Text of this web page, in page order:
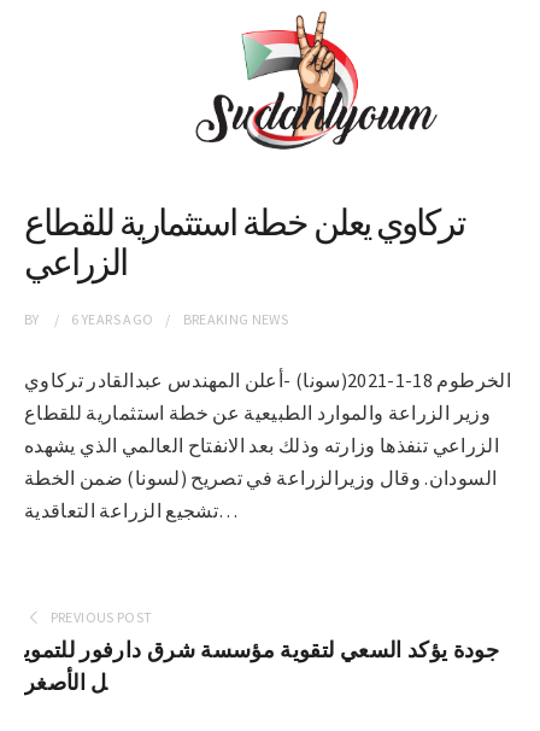
تركاوي يعلن خطة استثمارية للقطاع
الزراعي
BY 6 YEARSAGO BREAKING NEWS
الخرطوم 18-1-2021(سونا) -أعلن المهندس عبدالقادر تركاوي
وزير الزراعة والموارد الطبيعية عن خطة استثمارية للقطاع
الزراعي تنفذها وزارته وذلك بعد الانفتاح العالمي الذي يشهده
السودان. وقال وزيرالزراعة في تصريح (لسونا) ضمن الخطة
تشجيع الزراعة التعاقدية…
PREVIOUS POST
جودة يؤكد السعي لتقوية مؤسسة شرق دارفور للتموي
ل الأصغر